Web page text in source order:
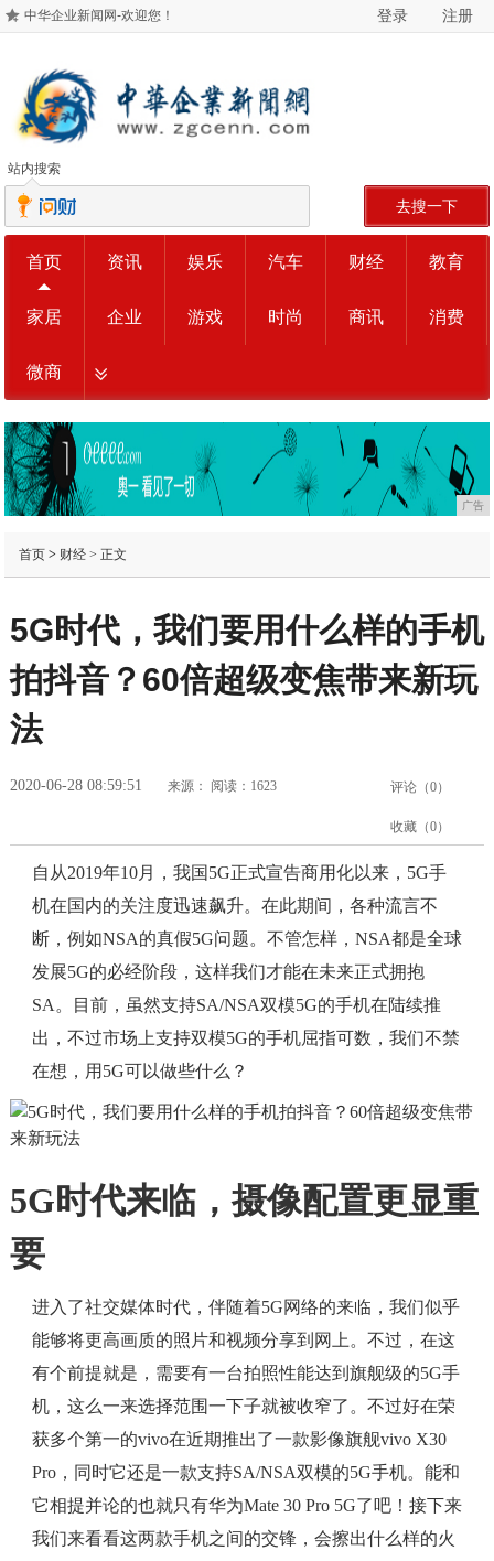
中华企业新闻网-欢迎您！ 登录 注册
站内搜索
去搜一下
首页 资讯 娱乐 汽车 财经 教育
家居 企业 游戏 时尚 商讯 消费
微商
广告
首页> 财经> 正文
5G时代，我们要用什么样的手机
拍抖音？60倍超级变焦带来新玩
法
2020-06-28 08:59:51 来源： 阅读：1623 评论（0）
收藏（0）
自从2019年10月，我国5G正式宣告商用化以来，5G手
机在国内的关注度迅速飙升。在此期间，各种流言不
断，例如NSA的真假5G问题。不管怎样，NSA都是全球
发展5G的必经阶段，这样我们才能在未来正式拥抱
SA。目前，虽然支持SA/NSA双模5G的手机在陆续推
出，不过市场上支持双模5G的手机屈指可数，我们不禁
在想，用5G可以做些什么？
5G时代来临，摄像配置更显重
要
进入了社交媒体时代，伴随着5G网络的来临，我们似乎
能够将更高画质的照片和视频分享到网上。不过，在这
有个前提就是，需要有一台拍照性能达到旗舰级的5G手
机，这么一来选择范围一下子就被收窄了。不过好在荣
获多个第一的vivo在近期推出了一款影像旗舰vivo X30
Pro，同时它还是一款支持SA/NSA双模的5G手机。能和
它相提并论的也就只有华为Mate 30 Pro 5G了吧！接下来
我们来看看这两款手机之间的交锋，会擦出什么样的火